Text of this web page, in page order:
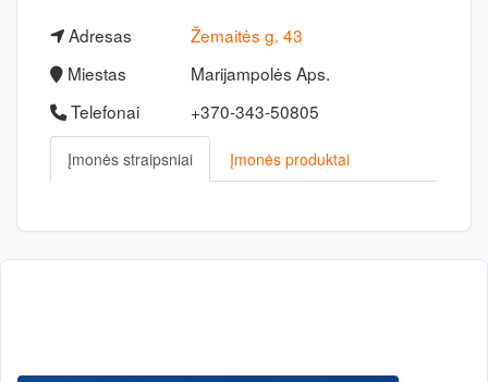
Adresas
Žemaitės g. 43
Miestas
Marijampolės Aps.
Telefonai
+370-343-50805
Įmonės straipsniai Įmonės produktai